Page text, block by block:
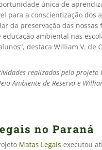
única de
para a conscientização dos
da preservação das
educação ambiental nas
destaca William V. de
realizadas pelo projeto
Ambiente de Reserva e
no Paraná
Matas Legais executou